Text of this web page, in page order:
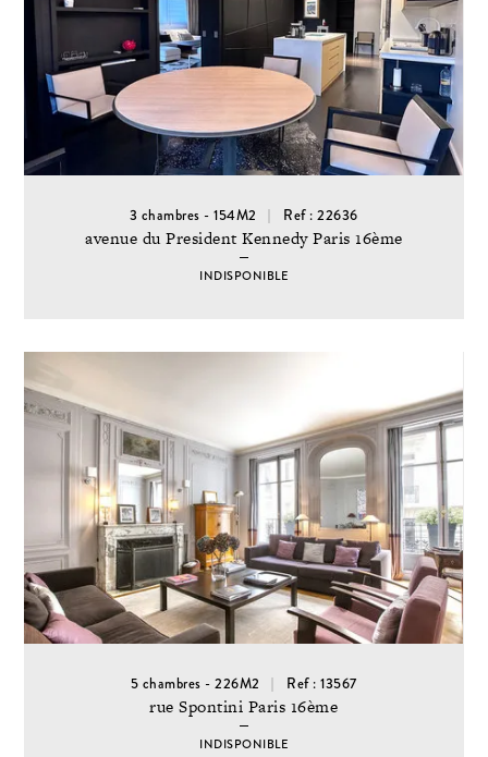
3 chambres - 154M2 Ref : 22636
avenue du President Kennedy Paris 16ème
INDISPONIBLE
5 chambres - 226M2 Ref : 13567
rue Spontini Paris 16ème
INDISPONIBLE